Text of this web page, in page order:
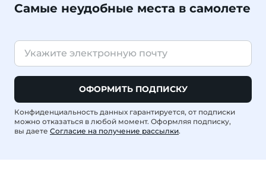
Самые неудобные места в самолете
ОФОРМИТЬ ПОДПИСКУ
Конфиденциальность данных гарантируется, от подписки
можно отказаться в любой момент. Оформляя подписку,
вы даете Согласие на получение рассылки.